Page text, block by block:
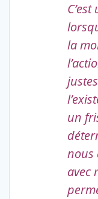
la
un
nous
avec